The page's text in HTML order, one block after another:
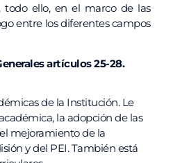
todo ello, en el marco de las
entre los diferentes campos
artículos 25-28.
de la Institución. Le
la adopción de las
mejoramiento de la
y del PEI. También está